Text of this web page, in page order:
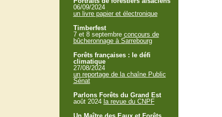
06/09/2024
un livre papier et électronique
Timberfest
7 et 8 septembre concours de
bûcheronnage à Sarrebourg
Forêts françaises : le défi
climatique
27/08/2024
un reportage de la chaîne Public
Sénat
Parlons Forêts du Grand Est
août 2024 la revue du CNPF